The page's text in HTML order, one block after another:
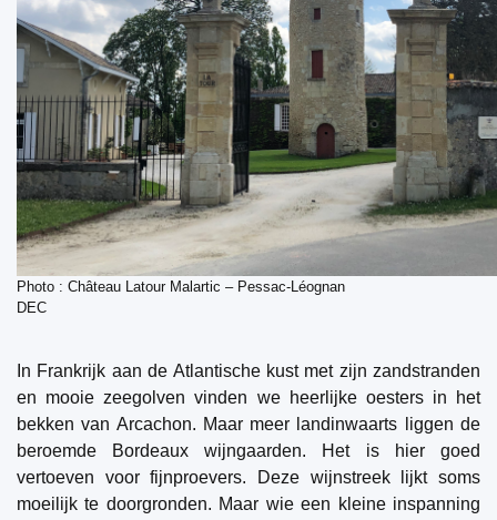
Photo : Château Latour Malartic – Pessac-Léognan
DEC
In Frankrijk aan de Atlantische kust met zijn zandstranden
en mooie zeegolven vinden we heerlijke oesters in het
bekken van Arcachon. Maar meer landinwaarts liggen de
beroemde Bordeaux wijngaarden. Het is hier goed
vertoeven voor fijnproevers. Deze wijnstreek lijkt soms
moeilijk te doorgronden. Maar wie een kleine inspanning